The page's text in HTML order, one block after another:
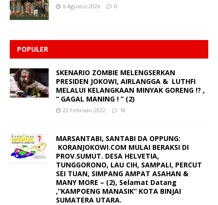
6 Agustus 2026 0
POPULER
SKENARIO ZOMBIE MELENGSERKAN
PRESIDEN JOKOWI, AIRLANGGA & LUTHFI
MELALUI KELANGKAAN MINYAK GORENG !? ,
“ GAGAL MANING ! ” (2)
22 Februari 2022 18
MARSANTABI, SANTABI DA OPPUNG:
KORANJOKOWI.COM MULAI BERAKSI DI
PROV.SUMUT. DESA HELVETIA,
TUNGGORONO, LAU CIH, SAMPALI, PERCUT
SEI TUAN, SIMPANG AMPAT ASAHAN &
MANY MORE – (2), Selamat Datang
,”KAMPOENG MANASIK” KOTA BINJAI
SUMATERA UTARA.